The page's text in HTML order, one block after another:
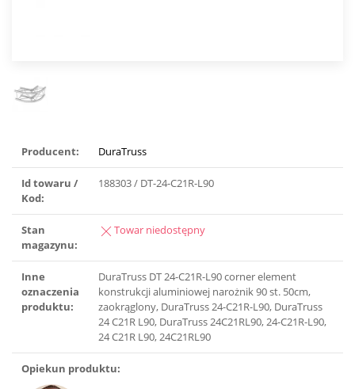
Producent: DuraTruss
Id towaru /
Kod:
188303 / DT-24-C21R-L90
Stan
magazynu:
Towar niedostępny
Inne
oznaczenia
produktu:
DuraTruss DT 24-C21R-L90 corner element
konstrukcji aluminiowej narożnik 90 st. 50cm,
zaokrąglony, DuraTruss 24-C21R-L90, DuraTruss
24 C21R L90, DuraTruss 24C21RL90, 24-C21R-L90,
24 C21R L90, 24C21RL90
Opiekun produktu: